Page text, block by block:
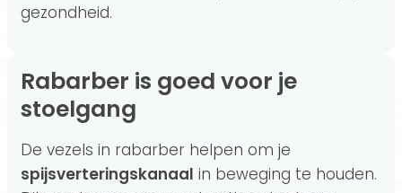
gezondheid.
Rabarber is goed voor je
stoelgang
De vezels in rabarber helpen om je
spijsverteringskanaal in beweging te houden.